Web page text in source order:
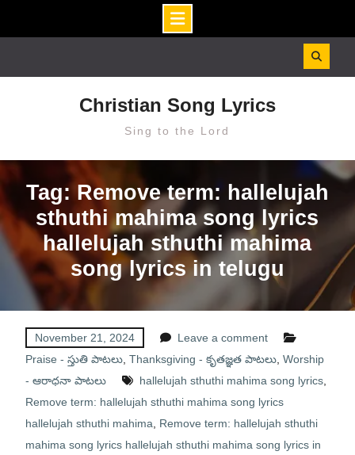
Christian Song Lyrics
Sing to the Lord
Tag: Remove term: hallelujah
sthuthi mahima song lyrics
hallelujah sthuthi mahima
song lyrics in telugu
November 21, 2024
Leave a comment
Praise - స్తుతి పాటలు, Thanksgiving - కృతజ్ఞత పాటలు, Worship
- ఆరాధనా పాటలు
hallelujah sthuthi mahima song lyrics,
Remove term: hallelujah sthuthi mahima song lyrics
hallelujah sthuthi mahima
Remove term: hallelujah sthuthi
mahima song lyrics hallelujah sthuthi mahima song lyrics in